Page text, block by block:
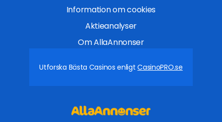
Information om cookies
Aktieanalyser
Om AllaAnnonser
Utforska Bästa Casinos enligtCasinoPRO.se